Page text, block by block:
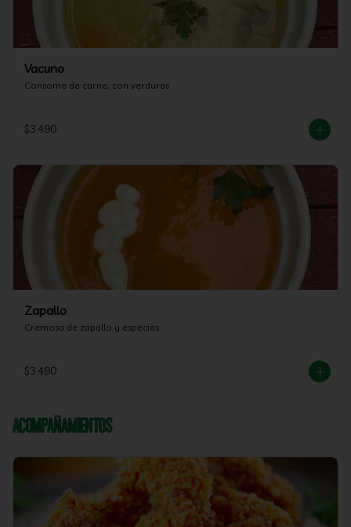
Vacuno
Consome de carne, con verduras
$3.490
Zapallo
Cremosa de zapallo y especias
$3.490
Acompañamientos